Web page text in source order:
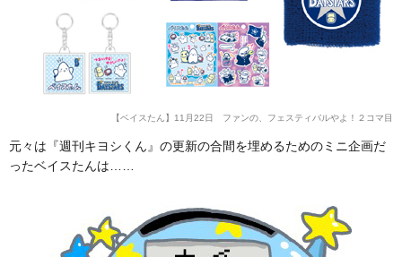
【ベイスたん】11月22日 ファンの、フェスティバルやよ！２コマ目
元々は『週刊キヨシくん』の更新の合間を埋めるためのミニ企画だ
ったベイスたんは……